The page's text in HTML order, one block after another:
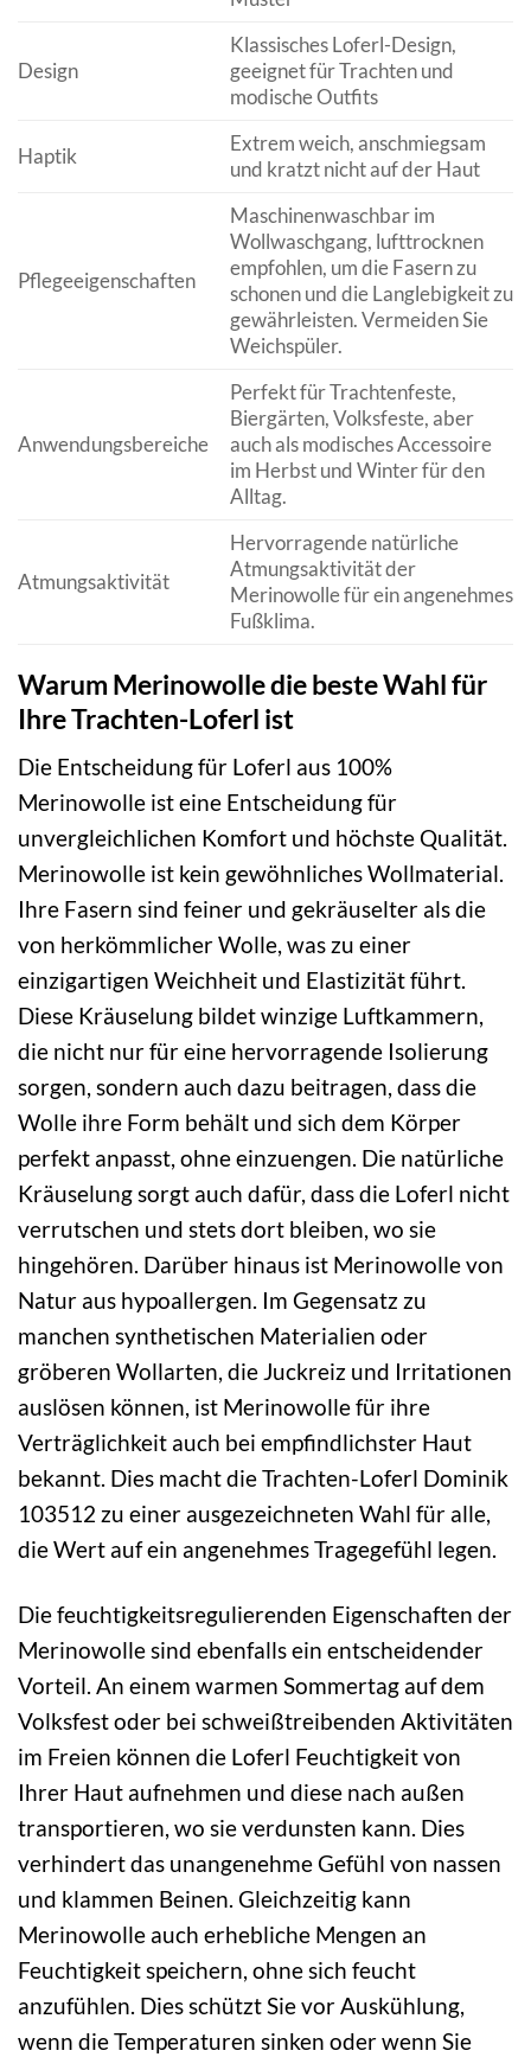
Design
Klassisches Loferl-Design,
geeignet für Trachten und
modische Outfits
Haptik
Extrem weich, anschmiegsam
und kratzt nicht auf der Haut
Pflegeeigenschaften
Maschinenwaschbar im
Wollwaschgang, lufttrocknen
empfohlen, um die Fasern zu
schonen und die Langlebigkeit zu
gewährleisten. Vermeiden Sie
Weichspüler.
Anwendungsbereiche
Perfekt für Trachtenfeste,
Biergärten, Volksfeste, aber
auch als modisches Accessoire
im Herbst und Winter für den
Alltag.
Atmungsaktivität
Hervorragende natürliche
Atmungsaktivität der
Merinowolle für ein angenehmes
Fußklima.
Warum Merinowolle die beste Wahl für
Ihre Trachten-Loferl ist
Die Entscheidung für Loferl aus 100%
Merinowolle ist eine Entscheidung für
unvergleichlichen Komfort und höchste Qualität.
Merinowolle ist kein gewöhnliches Wollmaterial.
Ihre Fasern sind feiner und gekräuselter als die
von herkömmlicher Wolle, was zu einer
einzigartigen Weichheit und Elastizität führt.
Diese Kräuselung bildet winzige Luftkammern,
die nicht nur für eine hervorragende Isolierung
sorgen, sondern auch dazu beitragen, dass die
Wolle ihre Form behält und sich dem Körper
perfekt anpasst, ohne einzuengen. Die natürliche
Kräuselung sorgt auch dafür, dass die Loferl nicht
verrutschen und stets dort bleiben, wo sie
hingehören. Darüber hinaus ist Merinowolle von
Natur aus hypoallergen. Im Gegensatz zu
manchen synthetischen Materialien oder
gröberen Wollarten, die Juckreiz und Irritationen
auslösen können, ist Merinowolle für ihre
Verträglichkeit auch bei empfindlichster Haut
bekannt. Dies macht die Trachten-Loferl Dominik
103512 zu einer ausgezeichneten Wahl für alle,
die Wert auf ein angenehmes Tragegefühl legen.
Die feuchtigkeitsregulierenden Eigenschaften der
Merinowolle sind ebenfalls ein entscheidender
Vorteil. An einem warmen Sommertag auf dem
Volksfest oder bei schweißtreibenden Aktivitäten
im Freien können die Loferl Feuchtigkeit von
Ihrer Haut aufnehmen und diese nach außen
transportieren, wo sie verdunsten kann. Dies
verhindert das unangenehme Gefühl von nassen
und klammen Beinen. Gleichzeitig kann
Merinowolle auch erhebliche Mengen an
Feuchtigkeit speichern, ohne sich feucht
anzufühlen. Dies schützt Sie vor Auskühlung,
wenn die Temperaturen sinken oder wenn Sie